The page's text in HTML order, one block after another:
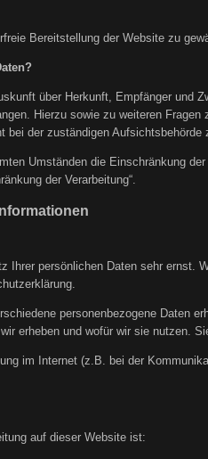
Bereitstellung der Website zu
über Herkunft, Empfänger und
Hierzu sowie zu weiteren
bei der zuständigen Aufsichtsbehörde
Umständen die Einschränkung
der Verarbeitung“.
Ihrer persönlichen Daten sehr ernst.
personenbezogene Daten
erheben und wofür wir sie nutzen.
im Internet (z.B. bei der
auf dieser Website ist: